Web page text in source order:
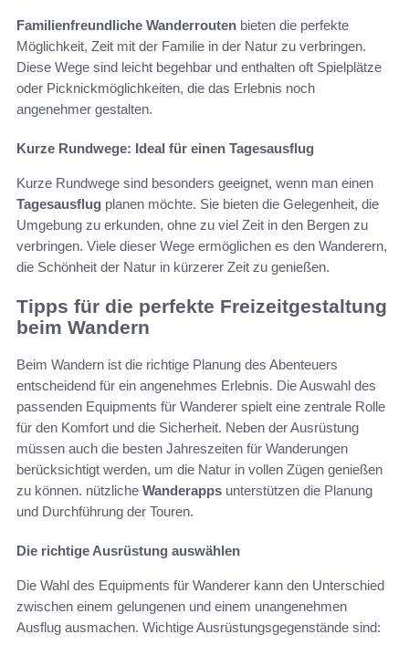
Familienfreundliche Wanderrouten bieten die perfekte
Möglichkeit, Zeit mit der Familie in der Natur zu verbringen.
Diese Wege sind leicht begehbar und enthalten oft Spielplätze
oder Picknickmöglichkeiten, die das Erlebnis noch
angenehmer gestalten.
Kurze Rundwege: Ideal für einen Tagesausflug
Kurze Rundwege sind besonders geeignet, wenn man einen
Tagesausflug planen möchte. Sie bieten die Gelegenheit, die
Umgebung zu erkunden, ohne zu viel Zeit in den Bergen zu
verbringen. Viele dieser Wege ermöglichen es den Wanderern,
die Schönheit der Natur in kürzerer Zeit zu genießen.
Tipps für die perfekte Freizeitgestaltung
beim Wandern
Beim Wandern ist die richtige Planung des Abenteuers
entscheidend für ein angenehmes Erlebnis. Die Auswahl des
passenden Equipments für Wanderer spielt eine zentrale Rolle
für den Komfort und die Sicherheit. Neben der Ausrüstung
müssen auch die besten Jahreszeiten für Wanderungen
berücksichtigt werden, um die Natur in vollen Zügen genießen
zu können. nützliche Wanderapps unterstützen die Planung
und Durchführung der Touren.
Die richtige Ausrüstung auswählen
Die Wahl des Equipments für Wanderer kann den Unterschied
zwischen einem gelungenen und einem unangenehmen
Ausflug ausmachen. Wichtige Ausrüstungsgegenstände sind: